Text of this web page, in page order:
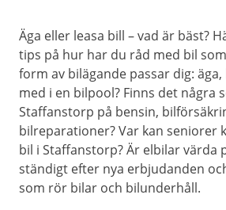
Äga eller leasa bill – vad är bäst?
tips på hur har du råd med bil
form av bilägande passar dig: äga,
med i en bilpool? Finns det några
Staffanstorp på bensin,
bilreparationer? Var kan seniorer
bil i Staffanstorp? Är elbilar värda
ständigt efter nya erbjudanden
som rör bilar och bilunderhåll.